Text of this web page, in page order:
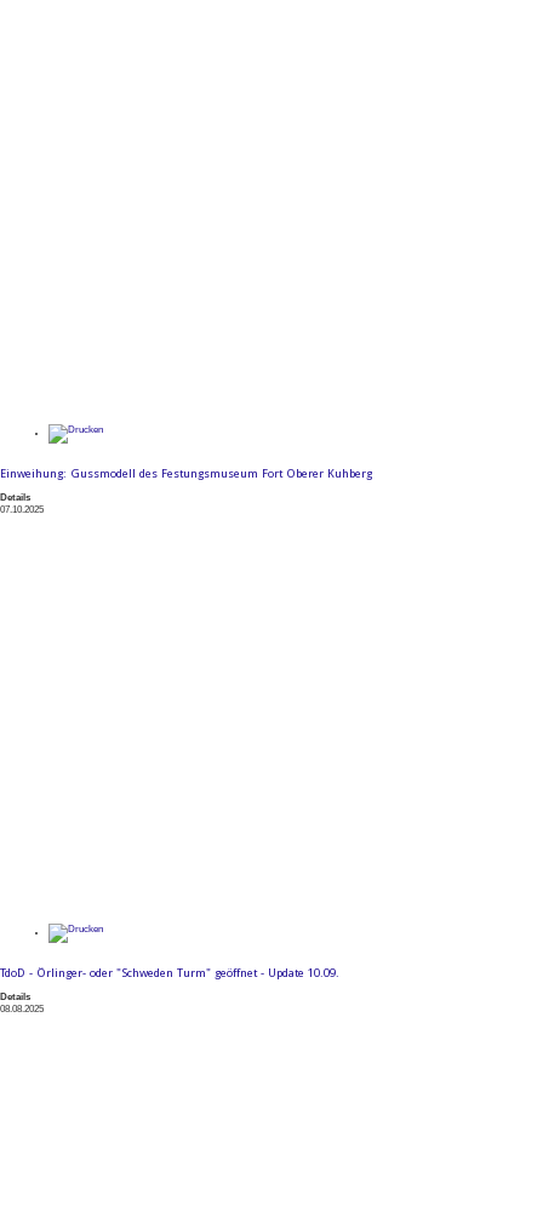
Einweihung: Gussmodell des Festungsmuseum Fort Oberer Kuhberg
Details
07.10.2025
TdoD - Örlinger- oder "Schweden Turm" geöffnet - Update 10.09.
Details
08.08.2025